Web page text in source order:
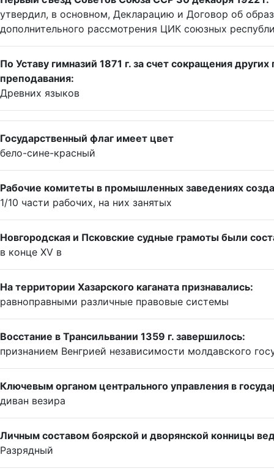
утвердил, в основном, Декларацию и Договор об
дополнительного рассмотрения ЦИК союзных
По Уставу гимназий 1871 г. за счет сокращения
преподавания:
Древних языков
Государственный флаг имеет цвет
бело-сине-красный
Рабочие комитеты в промышленных заведениях
1/10 части рабочих, на них занятых
Новгородская и Псковские судные грамоты были
в конце XV в
На территории Хазарского каганата признавались:
равноправными различные правовые системы
Восстание в Трансильвании 1359 г. завершилось:
признанием Венгрией независимости молдавского
Ключевым органом центрального управления в
диван везира
Личным составом боярской и дворянской конницы
Разрядный